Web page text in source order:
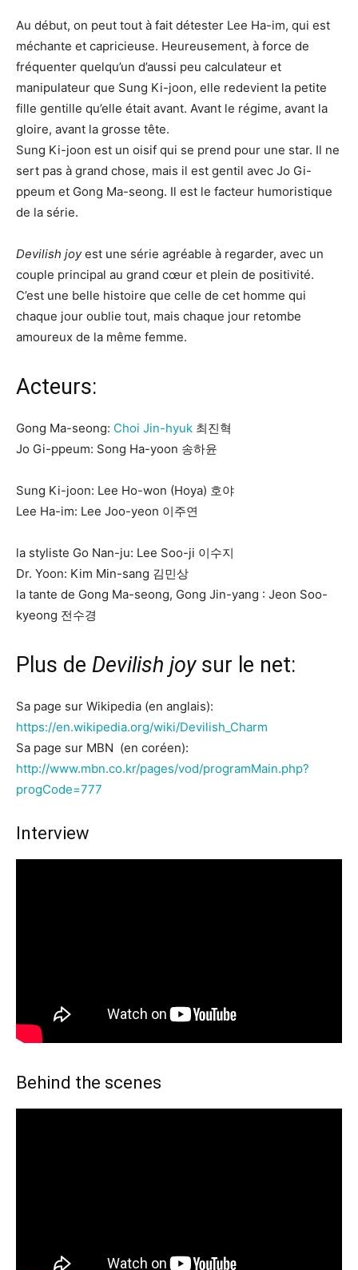
Au début, on peut tout à fait détester Lee Ha-im, qui est
méchante et capricieuse. Heureusement, à force de
fréquenter quelqu’un d’aussi peu calculateur et
manipulateur que Sung Ki-joon, elle redevient la petite
fille gentille qu’elle était avant. Avant le régime, avant la
gloire, avant la grosse tête.
Sung Ki-joon est un oisif qui se prend pour une star. Il ne
sert pas à grand chose, mais il est gentil avec Jo Gi-
ppeum et Gong Ma-seong. Il est le facteur humoristique
de la série.
Devilish joyest une série agréable à regarder, avec un
couple principal au grand cœur et plein de positivité.
C’est une belle histoire que celle de cet homme qui
chaque jour oublie tout, mais chaque jour retombe
amoureux de la même femme.
Acteurs:
Gong Ma-seong: Choi Jin-hyuk 최진혁
Jo Gi-ppeum: Song Ha-yoon 송하윤
Sung Ki-joon: Lee Ho-won (Hoya) 호야
Lee Ha-im: Lee Joo-yeon 이주연
la styliste Go Nan-ju: Lee Soo-ji 이수지
Dr. Yoon: Kim Min-sang 김민상
la tante de Gong Ma-seong, Gong Jin-yang : Jeon Soo-
kyeong 전수경
Plus de Devilish joysur le net:
Sa page sur Wikipedia (en anglais):
https://en.wikipedia.org/wiki/Devilish_Charm
Sa page sur MBN (en coréen):
http://www.mbn.co.kr/pages/vod/programMain.php?
progCode=777
Interview
Behind the scenes